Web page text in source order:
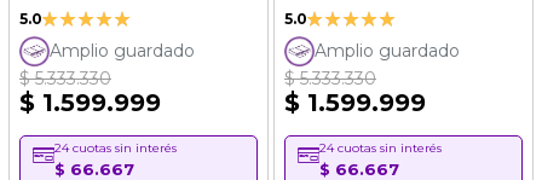
5.0Valoración:
100%
Amplio guardado
$ 5.333.330
$ 1.599.999
24 cuotas sin interés
$ 66.667
5.0Valoración:
100%
Amplio guardado
$ 5.333.330
$ 1.599.999
24 cuotas sin interés
$ 66.667